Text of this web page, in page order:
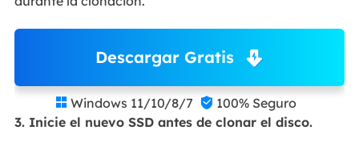
Descargar Gratis
 Windows 11/10/8/7  100% Seguro
3. Inicie el nuevo SSD antes de clonar el disco.